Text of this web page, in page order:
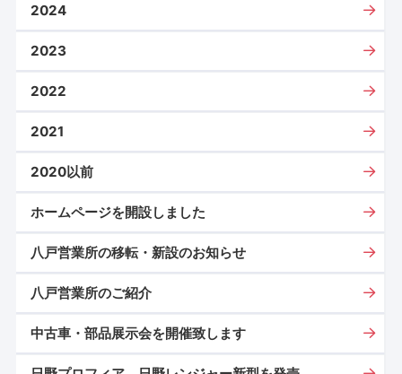
2024
2023
2022
2021
2020以前
ホームページを開設しました
八戸営業所の移転・新設のお知らせ
八戸営業所のご紹介
中古車・部品展示会を開催致します